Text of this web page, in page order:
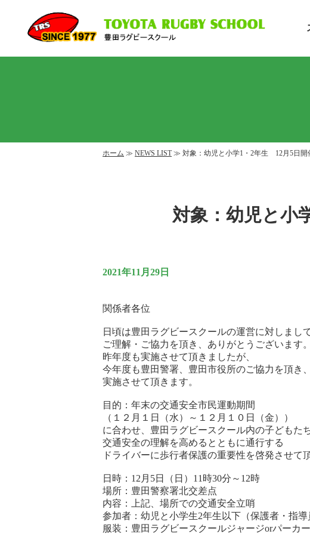
ホーム ≫ NEWS LIST≫ 対象：幼児と小学1・2年生 12月5日
対象：幼児と
2021年11月29日
関係者各位
日頃は豊田ラグビースクールの運営に対しまし
ご理解・ご協力を頂き、ありがとうございます。
昨年度も実施させて頂きましたが、
今年度も豊田警署、豊田市役所のご協力を頂き、
実施させて頂きます。
目的：年末の交通安全市民運動期間
（１２月１日（水）～１２月１０日（金））
に合わせ、豊田ラグビースクール内の子どもた
交通安全の理解を高めるとともに通行する
ドライバーに歩行者保護の重要性を啓発させて頂
日時：12月5日（日）11時30分～12時
場所：豊田警察署北交差点
内容：上記、場所での交通安全立哨
参加者：幼児と小学生2年生以下（保護者・指導
服装：豊田ラグビースクールジャージorパーカー